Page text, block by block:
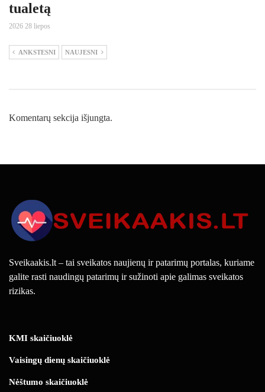
tualetą
2026 28 liepos
ANKSTESNI NAUJESNI
Komentarų sekcija išjungta.
Sveikaakis.lt – tai sveikatos naujienų ir patarimų portalas, kuriame
galite rasti naudingų patarimų ir sužinoti apie galimas sveikatos
rizikas.
KMI skaičiuoklė
Vaisingų dienų skaičiuoklė
Nėštumo skaičiuoklė